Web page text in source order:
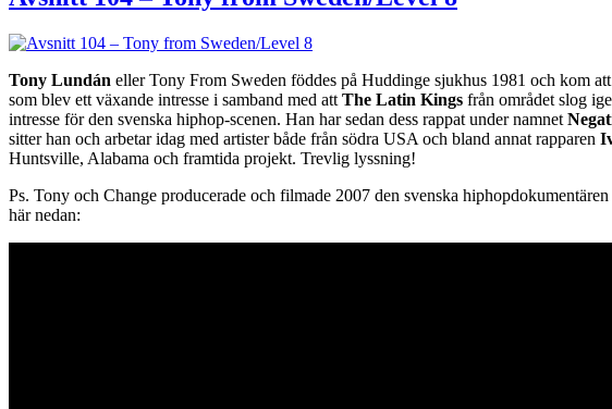
Tony Lundán eller Tony From Sweden föddes på Huddinge sjukhus 1981 och kom
som blev ett växande intresse i samband med att The Latin Kings från området slog
intresse för den svenska hiphop-scenen. Han har sedan dess rappat under namnet
sitter han och arbetar idag med artister både från södra USA och bland annat rapparen
Huntsville, Alabama och framtida projekt. Trevlig lyssning!
Ps. Tony och Change producerade och filmade 2007 den svenska
här nedan: